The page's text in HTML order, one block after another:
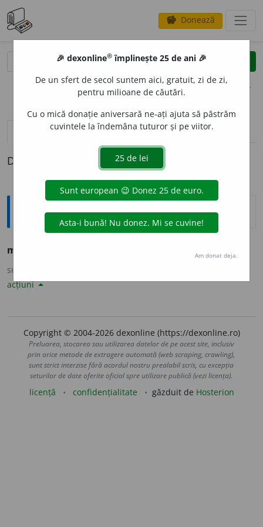
savings Donează
clear
opțiuni
definiții (1)
Definiția cu ID-ul 1006677:
Sinonime
m
sursa:
acțiuni
Copyright © 2004-2026 dexonline (https://dexonline.ro)
Preluarea, stocarea sau utilizarea datelor de pe acest site, inclusiv
prin orice metode de extragere automată (web scraping, crawling),
sunt strict interzise fără acordul nostru prealabil scris, cu excepția
seturilor de date oferite oficial spre utilizare publică (vezi licența).
licență confidențialitate găzduit de Hosterion
🎉 dexonline® împlinește 25 de ani 🎉
De un sfert de secol suntem aici, gratuit, zi de zi,
pentru milioane de căutări.
Cu o mică donație aniversară ne-ați ajuta să păstrăm
cuvintele la îndemâna tuturor și pe viitor.
Am donat deja.